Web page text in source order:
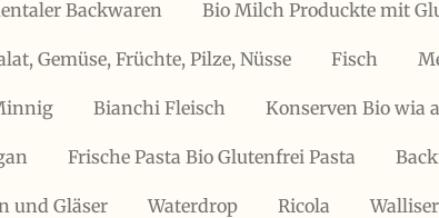
Backwaren Bio Milch Produckte mit
Gemüse, Früchte, Pilze, Nüsse Fisch
Bianchi Fleisch Konserven Bio wia
Frische Pasta Bio Glutenfrei Pasta
und Gläser Waterdrop Ricola